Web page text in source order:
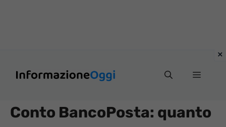
Menu
Conto BancoPosta: quanto